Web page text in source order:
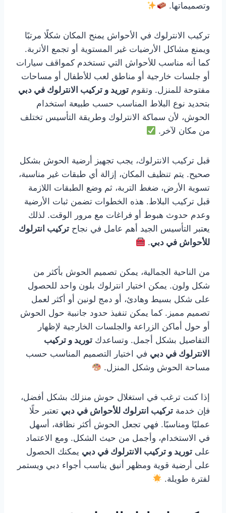
وتصميماتها.
تركيب الانترلوك في الأحواش يمنح المكان شكلًا مرتبًا
ويمنع مشاكل الأرضيات غير المستوية أو تجمع الأتربة.
كما أنه مناسب للأحواش التي تستخدم كمواقف سيارات
أو جلسات خارجية أو مناطق لعب للأطفال أو مساحات
مفتوحة للمنزل. وتقوم توريد و تركيب الانترلوك في دبي
بتحديد نوع البلاط المناسب حسب طبيعة استخدام
الحوش، لأن سماكة الانترلوك وطريقة التأسيس تختلف
من مكان لآخر.
قبل تركيب الانترلوك، يجب تجهيز أرضية الحوش بشكل
صحيح. يتم تنظيف المكان، إزالة أي طبقات غير مناسبة،
تسوية الأرض، ضغط التربة، ثم وضع الطبقات اللازمة
قبل تركيب البلاط. هذه الخطوات تضمن ثبات الأرضية
وعدم حدوث هبوط أو فراغات مع مرور الوقت. لذلك
يعتبر التأسيس الجيد أهم عامل في نجاح تركيب انترلوك
للأحواش في دبي.
من الناحية الجمالية، يمكن تصميم الحوش بأكثر من
شكل ولون. يمكن اختيار انترلوك بلون واحد للحصول
على شكل بسيط وهادئ، أو دمج لونين أو أكثر لعمل
تصميم مميز. كما يمكن تنفيذ حدود جانبية حول الحوش
أو حول أماكن الزراعة والجلسات الخارجية لإظهار
التفاصيل بشكل أجمل. وتساعدك توريد و تركيب
الانترلوك في دبي في اختيار التصميم المناسب حسب
مساحة الحوش وشكل المنزل.
إذا كنت ترغب في استغلال حوش منزلك بشكل أفضل،
فإن خدمة تركيب انترلوك للأحواش في دبي تعتبر حلًا
عمليًا ومناسبًا. فهي تجعل الحوش أكثر نظافة، أسهل
في الاستخدام، وأجمل من حيث الشكل. ومع الاعتماد
على توريد و تركيب الانترلوك في دبي يمكنك الحصول
على أرضية قوية ومظهر أنيق يناسب أجواء دبي ويستمر
لفترة طويلة.